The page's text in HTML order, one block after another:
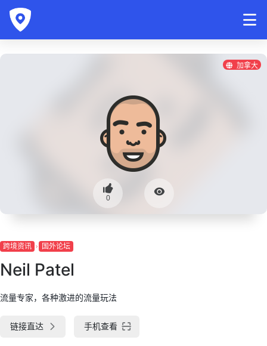
加拿大
0
跨境资讯 国外论坛
Neil Patel
流量专家，各种激进的流量玩法
链接直达 手机查看